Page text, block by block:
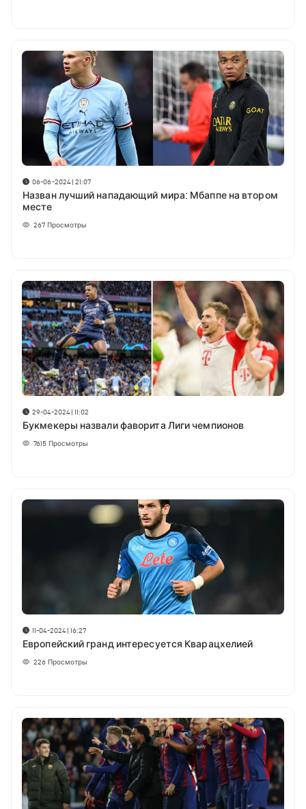
06-06-2024 | 21:07
Назван лучший нападающий мира: Мбаппе на втором
месте
267 Просмотры
29-04-2024 | 11:02
Букмекеры назвали фаворита Лиги чемпионов
7615 Просмотры
11-04-2024 | 16:27
Европейский гранд интересуется Кварацхелией
226 Просмотры